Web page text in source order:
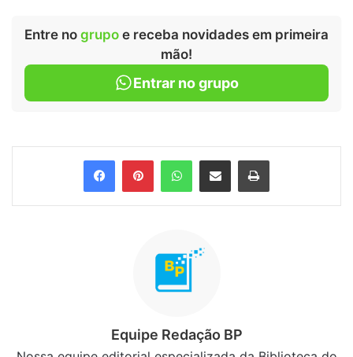
Entre no grupo e receba novidades em primeira
mão!
Entrar no grupo
FacebookPinterestWhatsApp
Compartilhar via e-mail Imprimir
Equipe Redação BP